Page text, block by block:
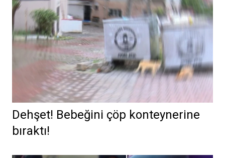
Dehşet! Bebeğini çöp konteynerine
bıraktı!